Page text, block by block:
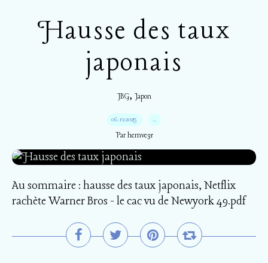
Hausse des taux
japonais
JBG, Japon
06.12.2025 …
Par hemve31
Au sommaire : hausse des taux japonais, Netflix
rachète Warner Bros - le cac vu de Newyork 49.pdf